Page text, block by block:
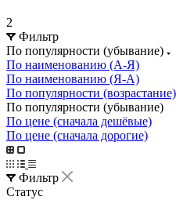
2
Фильтр
По популярности (убывание)
По наименованию (А-Я)
По наименованию (Я-А)
По популярности (возрастание)
По популярности (убывание)
По цене (сначала дешёвые)
По цене (сначала дорогие)
Фильтр
Статус